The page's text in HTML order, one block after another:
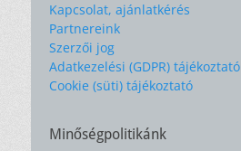
Kapcsolat, ajánlatkérés
Partnereink
Szerzői jog
Adatkezelési (GDPR) tájékoztató
Cookie (süti) tájékoztató
Minőségpolitikánk